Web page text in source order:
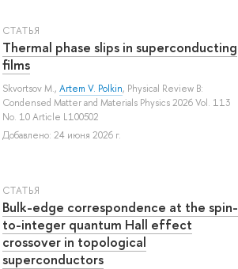
СТАТЬЯ
Thermal phase slips in superconducting
films
Skvortsov M., Artem V. Polkin, Physical Review B:
Condensed Matter and Materials Physics 2026 Vol. 113
No. 10 Article L100502
Добавлено: 24 июня 2026 г.
СТАТЬЯ
Bulk-edge correspondence at the spin-
to-integer quantum Hall effect
crossover in topological
superconductors